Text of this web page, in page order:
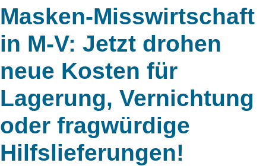
Masken-Misswirtschaft
in M-V: Jetzt drohen
neue Kosten für
Lagerung, Vernichtung
oder fragwürdige
Hilfslieferungen!